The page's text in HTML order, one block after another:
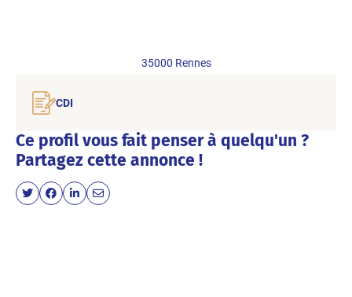
35000 Rennes
CDI
Ce profil vous fait penser à quelqu'un ?
Partagez cette annonce !